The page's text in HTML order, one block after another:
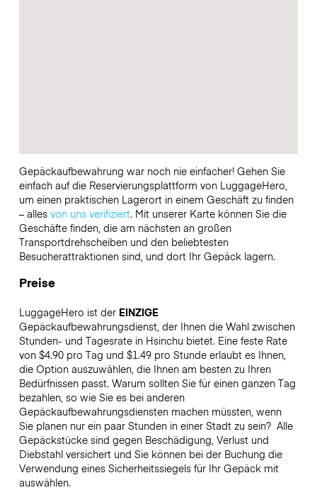
Gepäckaufbewahrung war noch nie einfacher! Gehen Sie
einfach auf die Reservierungsplattform von LuggageHero,
um einen praktischen Lagerort in einem Geschäft zu finden
– alles von uns verifiziert. Mit unserer Karte können Sie die
Geschäfte finden, die am nächsten an großen
Transportdrehscheiben und den beliebtesten
Besucherattraktionen sind, und dort Ihr Gepäck lagern.
Preise
LuggageHero ist der EINZIGE
Gepäckaufbewahrungsdienst, der Ihnen die Wahl zwischen
Stunden- und Tagesrate in Hsinchu bietet. Eine feste Rate
von $4.90 pro Tag und $1.49 pro Stunde erlaubt es Ihnen,
die Option auszuwählen, die Ihnen am besten zu Ihren
Bedürfnissen passt. Warum sollten Sie für einen ganzen Tag
bezahlen, so wie Sie es bei anderen
Gepäckaufbewahrungsdiensten machen müssten, wenn
Sie planen nur ein paar Stunden in einer Stadt zu sein? Alle
Gepäckstücke sind gegen Beschädigung, Verlust und
Diebstahl versichert und Sie können bei der Buchung die
Verwendung eines Sicherheitssiegels für Ihr Gepäck mit
auswählen.